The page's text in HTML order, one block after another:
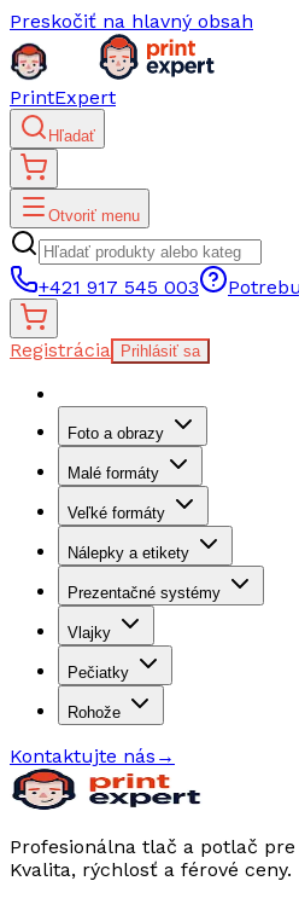
Preskočiť na hlavný obsah
PrintExpert
Hľadať
Otvoriť menu
+421 917 545 003
Registrácia Prihlásiť sa
Foto a obrazy
Malé formáty
Veľké formáty
Nálepky a etikety
Prezentačné systémy
Vlajky
Pečiatky
Rohože
Kontaktujte nás →
Profesionálna tlač a potlač
Kvalita, rýchlosť a férové ceny.